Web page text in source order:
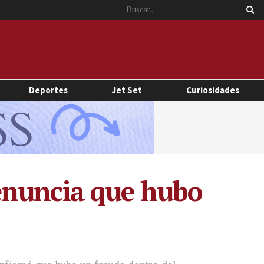
Deportes Jet Set Curiosidades
que hubo